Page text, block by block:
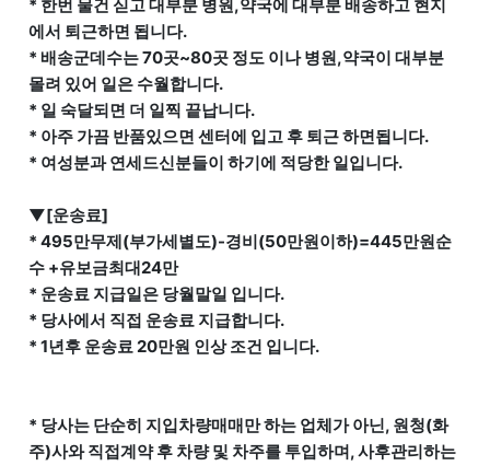
* 한번 물건 싣고 대부분 병원,약국에 대부분 배송하고 현지
에서 퇴근하면 됩니다.
* 배송군데수는 70곳~80곳 정도 이나 병원,약국이 대부분
몰려 있어 일은 수월합니다.
* 일 숙달되면 더 일찍 끝납니다.
* 아주 가끔 반품있으면 센터에 입고 후 퇴근 하면됩니다.
* 여성분과 연세드신분들이 하기에 적당한 일입니다.
▼[운송료]
* 495만무제(부가세별도)-경비(50만원이하)=445만원순
수 +유보금최대24만
* 운송료 지급일은 당월말일 입니다.
* 당사에서 직접 운송료 지급합니다.
* 1년후 운송료 20만원 인상 조건 입니다.
* 당사는 단순히 지입차량매매만 하는 업체가 아닌, 원청(화
주)사와 직접계약 후 차량 및 차주를 투입하며, 사후관리하는